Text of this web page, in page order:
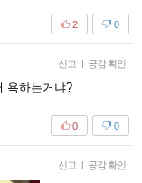
0
2
신고 공감 확인
욕하는거냐?
0
0
신고 공감 확인